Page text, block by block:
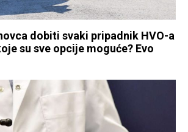
dobiti svaki pripadnik HVO-a
su sve opcije moguće? Evo